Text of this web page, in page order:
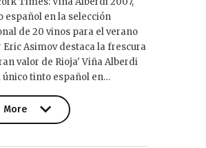
español en la selección
de 20 vinos para el verano
Eric Asimov destaca la frescura
valor de Rioja' Viña Alberdi
único tinto español en…
More